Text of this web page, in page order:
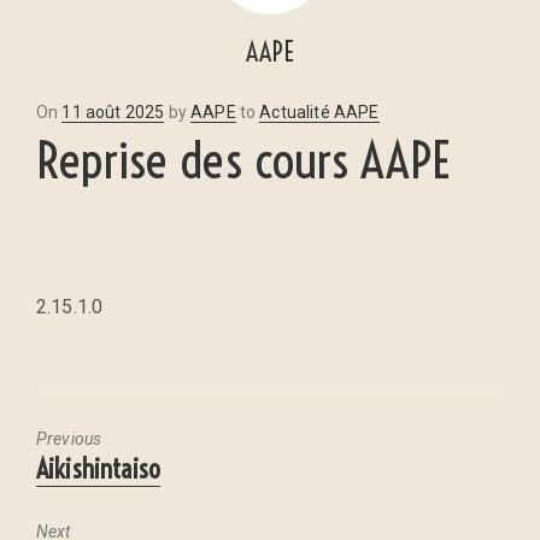
AAPE
On Posted
11 août 2025 byAAPE toActualité AAPE
Reprise des cours AAPE
2.15.1.0
Previous
Previous
Aikishintaiso
Next